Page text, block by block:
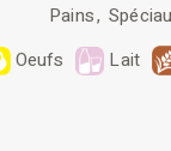
Pains
Oeufs
Lait